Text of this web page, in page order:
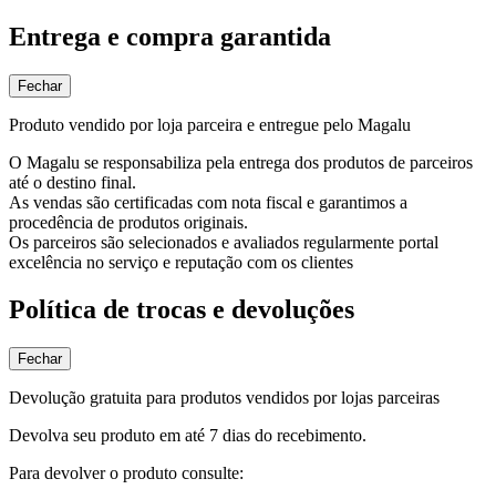
Entrega e compra garantida
Fechar
Produto vendido por loja parceira e entregue pelo Magalu
O Magalu se responsabiliza pela entrega dos produtos de parceiros
até o destino final.
As vendas são certificadas com nota fiscal e garantimos a
procedência de produtos originais.
Os parceiros são selecionados e avaliados regularmente portal
excelência no serviço e reputação com os clientes
Política de trocas e devoluções
Fechar
Devolução gratuita para produtos vendidos por lojas parceiras
Devolva seu produto em até 7 dias do recebimento.
Para devolver o produto consulte: